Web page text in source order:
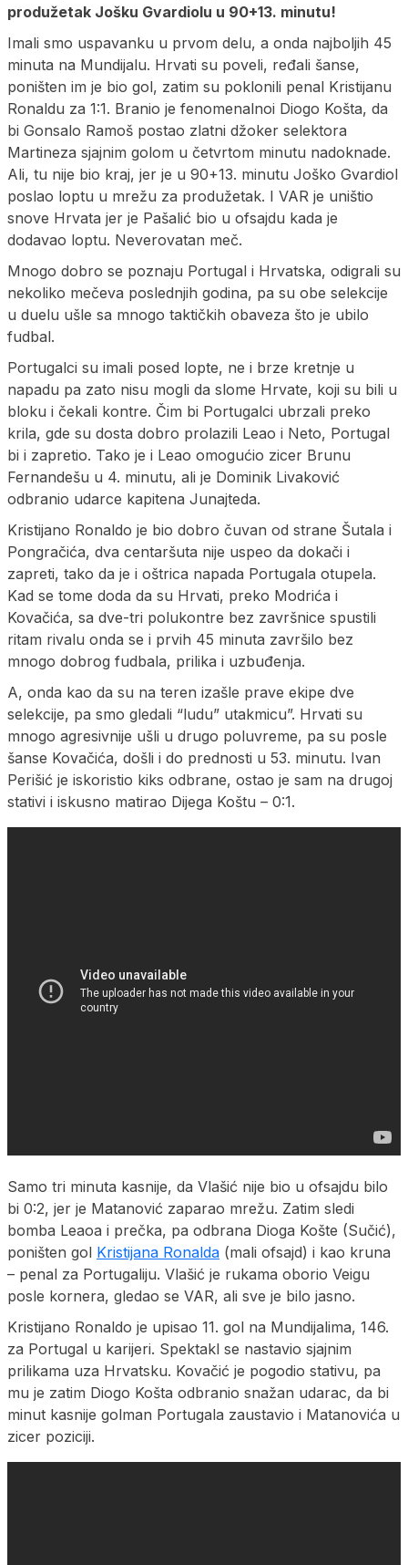
produžetak Jošku Gvardiolu u 90+13. minutu!
Imali smo uspavanku u prvom delu, a onda najboljih 45
minuta na Mundijalu. Hrvati su poveli, ređali šanse,
poništen im je bio gol, zatim su poklonili penal Kristijanu
Ronaldu za 1:1. Branio je fenomenalnoi Diogo Košta, da
bi Gonsalo Ramoš postao zlatni džoker selektora
Martineza sjajnim golom u četvrtom minutu nadoknade.
Ali, tu nije bio kraj, jer je u 90+13. minutu Joško Gvardiol
poslao loptu u mrežu za produžetak. I VAR je uništio
snove Hrvata jer je Pašalić bio u ofsajdu kada je
dodavao loptu. Neverovatan meč.
Mnogo dobro se poznaju Portugal i Hrvatska, odigrali su
nekoliko mečeva poslednjih godina, pa su obe selekcije
u duelu ušle sa mnogo taktičkih obaveza što je ubilo
fudbal.
Portugalci su imali posed lopte, ne i brze kretnje u
napadu pa zato nisu mogli da slome Hrvate, koji su bili u
bloku i čekali kontre. Čim bi Portugalci ubrzali preko
krila, gde su dosta dobro prolazili Leao i Neto, Portugal
bi i zapretio. Tako je i Leao omogućio zicer Brunu
Fernandešu u 4. minutu, ali je Dominik Livaković
odbranio udarce kapitena Junajteda.
Kristijano Ronaldo je bio dobro čuvan od strane Šutala i
Pongračića, dva centaršuta nije uspeo da dokači i
zapreti, tako da je i oštrica napada Portugala otupela.
Kad se tome doda da su Hrvati, preko Modrića i
Kovačića, sa dve-tri polukontre bez završnice spustili
ritam rivalu onda se i prvih 45 minuta završilo bez
mnogo dobrog fudbala, prilika i uzbuđenja.
A, onda kao da su na teren izašle prave ekipe dve
selekcije, pa smo gledali “ludu” utakmicu”. Hrvati su
mnogo agresivnije ušli u drugo poluvreme, pa su posle
šanse Kovačića, došli i do prednosti u 53. minutu. Ivan
Perišić je iskoristio kiks odbrane, ostao je sam na drugoj
stativi i iskusno matirao Dijega Koštu – 0:1.
Samo tri minuta kasnije, da Vlašić nije bio u ofsajdu bilo
bi 0:2, jer je Matanović zaparao mrežu. Zatim sledi
bomba Leaoa i prečka, pa odbrana Dioga Košte (Sučić),
poništen gol Kristijana Ronalda (mali ofsajd) i kao kruna
– penal za Portugaliju. Vlašić je rukama oborio Veigu
posle kornera, gledao se VAR, ali sve je bilo jasno.
Kristijano Ronaldo je upisao 11. gol na Mundijalima, 146.
za Portugal u karijeri. Spektakl se nastavio sjajnim
prilikama uza Hrvatsku. Kovačić je pogodio stativu, pa
mu je zatim Diogo Košta odbranio snažan udarac, da bi
minut kasnije golman Portugala zaustavio i Matanovića u
zicer poziciji.